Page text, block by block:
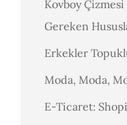
Kovboy
Gereken
Erkekler
Moda, Moda,
E-Ticaret: